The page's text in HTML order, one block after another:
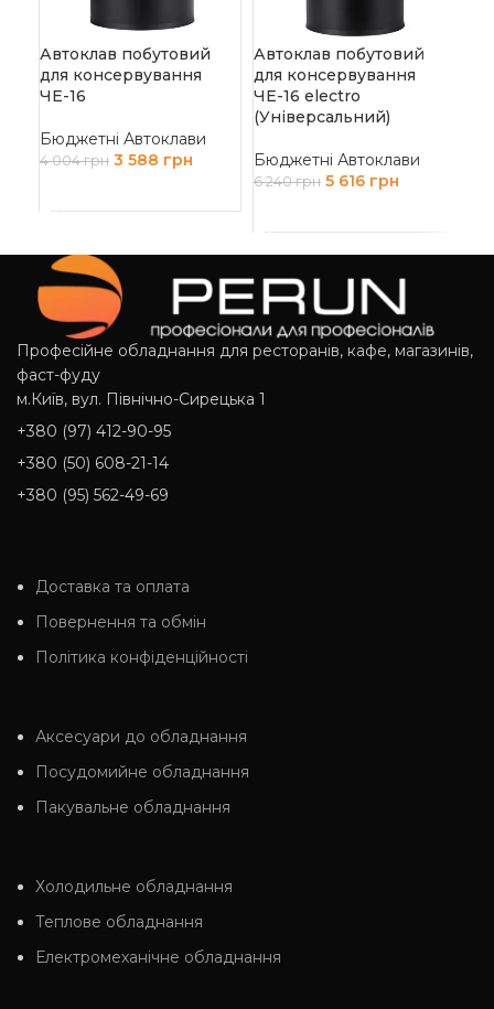
Автоклав побутовий
для консервування
ЧЕ-16
Бюджетні Автоклави
4 004грн 3 588 грн
Автоклав побутовий
для консервування
ЧЕ-16 electro
(Універсальний)
Бюджетні Автоклави
6 240грн 5 616 грн
Професійне обладнання для ресторанів, кафе, магазинів,
фаст-фуду
м.Київ, вул. Північно-Сирецька 1
+380 (97) 412-90-95
+380 (50) 608-21-14
+380 (95) 562-49-69
Доставка та оплата
Повернення та обмін
Політика конфіденційності
Аксесуари до обладнання
Посудомийне обладнання
Пакувальне обладнання
Холодильне обладнання
Теплове обладнання
Електромеханічне обладнання